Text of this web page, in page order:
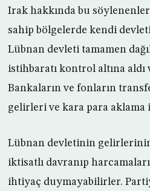
Irak hakkında bu
sahip bölgelerde kendi
Lübnan devleti tamamen
istihbaratı kontrol altına
Bankaların ve fonların
gelirleri ve kara para
Lübnan devletinin
iktisatlı davranıp
ihtiyaç duymayabilirler.